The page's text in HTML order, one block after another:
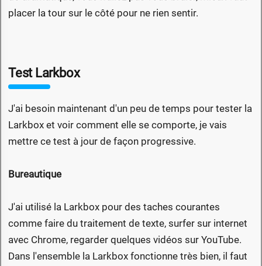
placer la tour sur le côté pour ne rien sentir.
Test Larkbox
J'ai besoin maintenant d'un peu de temps pour tester la
Larkbox et voir comment elle se comporte, je vais
mettre ce test à jour de façon progressive.
Bureautique
J'ai utilisé la Larkbox pour des taches courantes
comme faire du traitement de texte, surfer sur internet
avec Chrome, regarder quelques vidéos sur YouTube.
Dans l'ensemble la Larkbox fonctionne très bien, il faut